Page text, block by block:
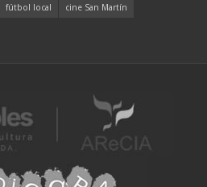
fútbol local cine San Martín